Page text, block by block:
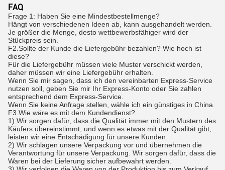
FAQ
Frage 1: Haben Sie eine Mindestbestellmenge?
Hängt von verschiedenen Ideen ab, kann ausgehandelt werden.
Je größer die Menge, desto wettbewerbsfähiger wird der
Stückpreis sein.
F2.Sollte der Kunde die Liefergebühr bezahlen? Wie hoch ist
diese?
Für die Liefergebühr müssen viele Muster verschickt werden,
daher müssen wir eine Liefergebühr erhalten.
Wenn Sie mir sagen, dass ich den vereinbarten Express-Service
nutzen soll, geben Sie mir Ihr Express-Konto oder Sie zahlen
entsprechend dem Express-Service.
Wenn Sie keine Anfrage stellen, wähle ich ein günstiges in China.
F3.Wie wäre es mit dem Kundendienst?
1) Wir sorgen dafür, dass die Qualität immer mit den Mustern des
Käufers übereinstimmt, und wenn es etwas mit der Qualität gibt,
leisten wir eine Entschädigung für unsere Kunden.
2) Wir schlagen unsere Verpackung vor und übernehmen die
Verantwortung für unsere Verpackung. Wir sorgen dafür, dass die
Waren bei der Lieferung sicher aufbewahrt werden.